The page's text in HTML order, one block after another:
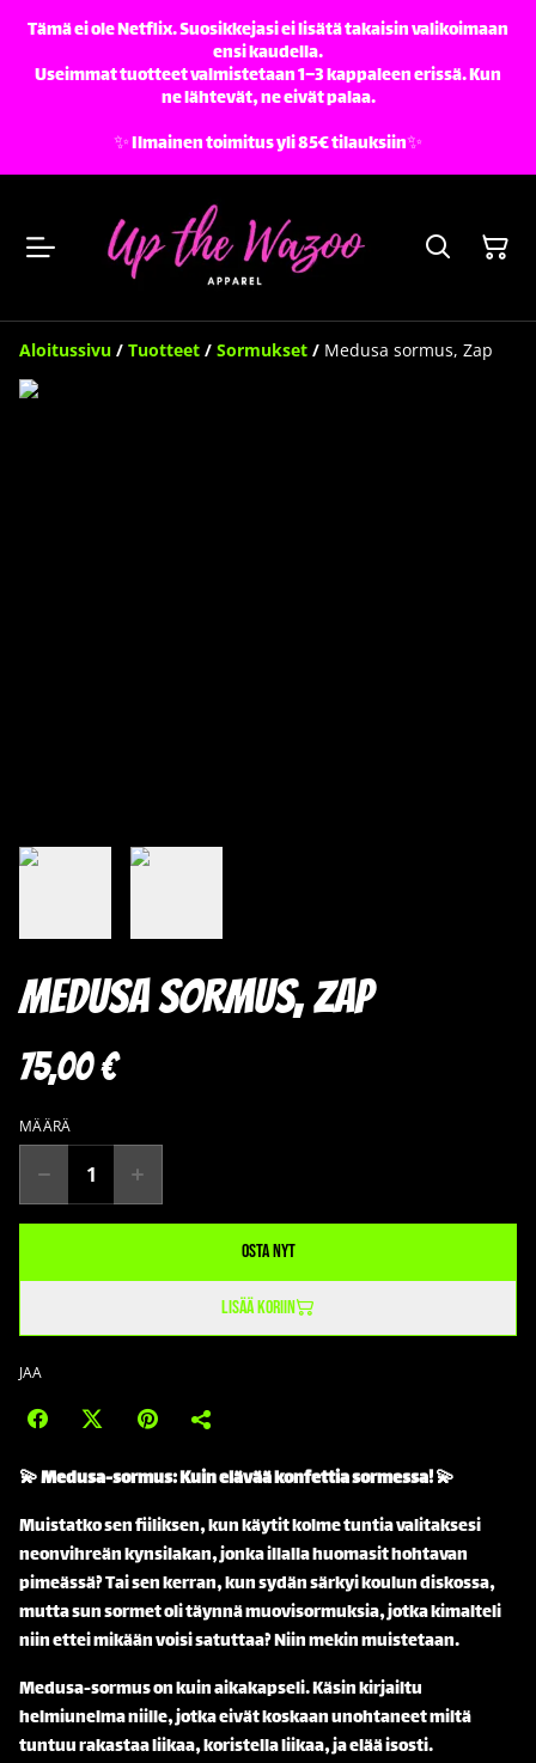
Tämä ei ole Netflix. Suosikkejasi ei lisätä takaisin valikoimaan
ensi kaudella.
Useimmat tuotteet valmistetaan 1–3 kappaleen erissä. Kun
ne lähtevät, ne eivät palaa.
✨️ Ilmainen toimitus yli 85€ tilauksiin✨️
Aloitussivu / Tuotteet / Sormukset / Medusa sormus, Zap
Medusa sormus, Zap
75,00 €
MÄÄRÄ
Osta nyt
Lisää koriin
JAA
💫 Medusa-sormus: Kuin elävää konfettia sormessa! 💫
Muistatko sen fiiliksen, kun käytit kolme tuntia valitaksesi
neonvihreän kynsilakan, jonka illalla huomasit hohtavan
pimeässä? Tai sen kerran, kun sydän särkyi koulun diskossa,
mutta sun sormet oli täynnä muovisormuksia, jotka kimalteli
niin ettei mikään voisi satuttaa? Niin mekin muistetaan.
Medusa-sormus on kuin aikakapseli. Käsin kirjailtu
helmiunelma niille, jotka eivät koskaan unohtaneet miltä
tuntuu rakastaa liikaa, koristella liikaa, ja elää isosti.